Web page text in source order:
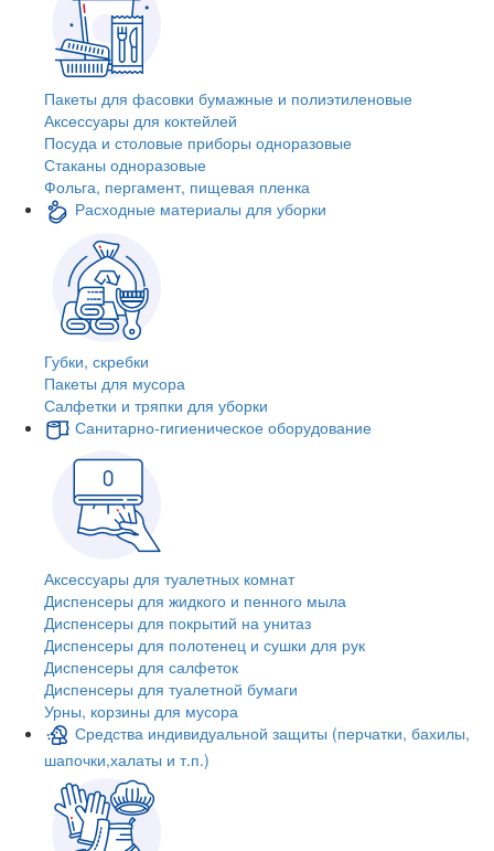
Пакеты для фасовки бумажные и полиэтиленовые
Аксессуары для коктейлей
Посуда и столовые приборы одноразовые
Стаканы одноразовые
Фольга, пергамент, пищевая пленка
Расходные материалы для уборки
Губки, скребки
Пакеты для мусора
Салфетки и тряпки для уборки
Санитарно-гигиеническое оборудование
Аксессуары для туалетных комнат
Диспенсеры для жидкого и пенного мыла
Диспенсеры для покрытий на унитаз
Диспенсеры для полотенец и сушки для рук
Диспенсеры для салфеток
Диспенсеры для туалетной бумаги
Урны, корзины для мусора
Средства индивидуальной защиты (перчатки, бахилы,
шапочки,халаты и т.п.)